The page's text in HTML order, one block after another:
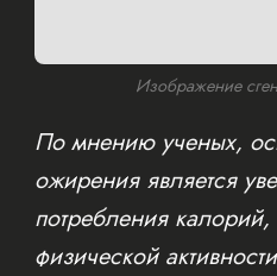
Изображение
По мнению ученых,
ожирения является
потребления
физической